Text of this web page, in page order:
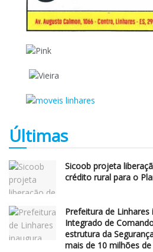
Últimas
Sicoob projeta
crédito rural para o
Prefeitura de
Integrado de
estrutura da
mais de 10 milhões